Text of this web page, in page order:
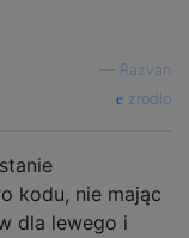
Razvan
źródło
kodu, nie mając
dla lewego i